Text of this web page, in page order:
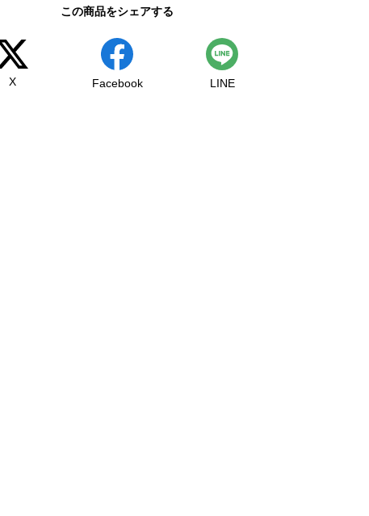
この商品をシェアする
X Facebook LINE